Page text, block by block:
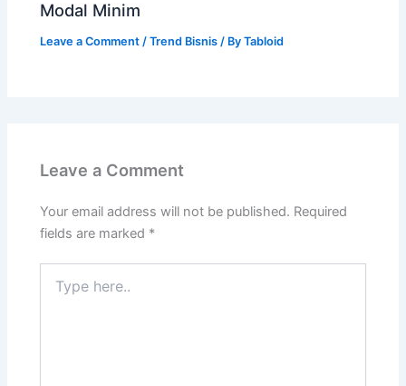
Modal Minim
Leave a Comment /Trend Bisnis / ByTabloid
Leave a Comment
Your email address will not be published. Required
fields are marked *
here..